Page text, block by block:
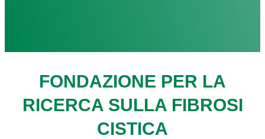
FONDAZIONE PER LA
RICERCA SULLA FIBROSI
CISTICA